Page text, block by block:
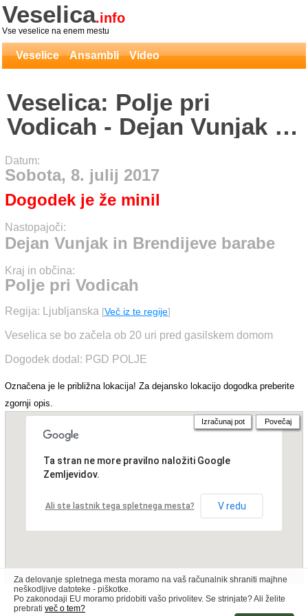
Veselica.info
Vse veselice na enem mestu
Veselice Ansambli Video
Veselica: Polje pri
Vodicah - Dejan Vunjak in
Brendijeve barabe
Datum:
Sobota, 8. julij 2017
Dogodek je že minil
Nastopajoči:
Dejan Vunjak in Brendijeve barabe
Kraj in občina:
Polje pri Vodicah
Regija: Ljubljanska [Več iz te regije]
Veselica se bo začela ob 20 uri pred gasilskem domom
Dogodek dodal: PGD POLJE
Označena je le približna lokacija! Za dejansko lokacijo dogodka preberite
zgornji opis.
Ta stran ne more pravilno naložiti Google
Zemljevidov.
Ali ste lastnik tega spletnega mesta? V redu
Izračunaj pot Povečaj
Za delovanje spletnega mesta moramo na vaš računalnik shraniti majhne
neškodljive datoteke - piškotke.
Po zakonodaji EU moramo pridobiti vašo privolitev. Se strinjate? Ali želite
prebrati več o tem?